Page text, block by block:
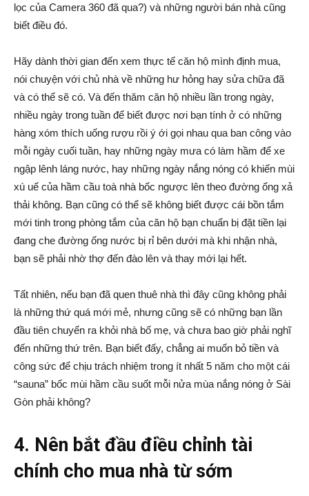
lọc của Camera 360 đã qua?) và những người bán nhà cũng
biết điều đó.
Hãy dành thời gian đến xem thực tế căn hộ mình định mua,
nói chuyện với chủ nhà về những hư hỏng hay sửa chữa đã
và có thể sẽ có. Và đến thăm căn hộ nhiều lần trong ngày,
nhiều ngày trong tuần để biết được nơi bạn tính ở có những
hàng xóm thích uống rượu rồi ý ới gọi nhau qua ban công vào
mỗi ngày cuối tuần, hay những ngày mưa có làm hầm để xe
ngập lênh láng nước, hay những ngày nắng nóng có khiến mùi
xú uế của hầm cầu toà nhà bốc ngược lên theo đường ống xả
thải không. Bạn cũng có thể sẽ không biết được cái bồn tắm
mới tinh trong phòng tắm của căn hộ bạn chuẩn bị đặt tiền lại
đang che đường ống nước bị rỉ bên dưới mà khi nhận nhà,
bạn sẽ phải nhờ thợ đến đào lên và thay mới lại hết.
Tất nhiên, nếu bạn đã quen thuê nhà thì đây cũng không phải
là những thứ quá mới mẻ, nhưng cũng sẽ có những bạn lần
đầu tiên chuyển ra khỏi nhà bố mẹ, và chưa bao giờ phải nghĩ
đến những thứ trên. Bạn biết đấy, chẳng ai muốn bỏ tiền và
công sức để chịu trách nhiệm trong ít nhất 5 năm cho một cái
“sauna” bốc mùi hầm cầu suốt mỗi nửa mùa nắng nóng ở Sài
Gòn phải không?
4. Nên bắt đầu điều chỉnh tài
chính cho mua nhà từ sớm